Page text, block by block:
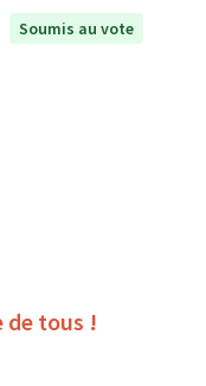
Soumis au vote
de tous !